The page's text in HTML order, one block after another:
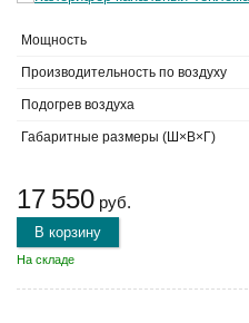
Мощность
Производительность по воздуху
Подогрев воздуха
Габаритные размеры (Ш×В×Г)
17 550 руб.
В корзину
На складе